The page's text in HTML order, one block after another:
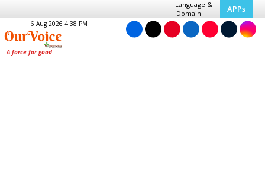
Language &
Domain
APPs
6 Aug 2026 4:38 PM